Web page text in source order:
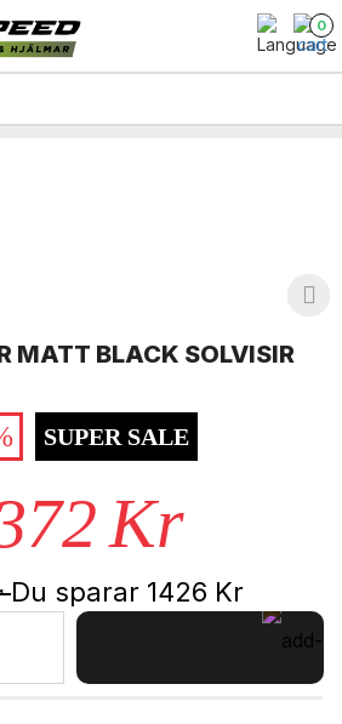
0
MATT BLACK SOLVISIR
SUPER SALE
Kr
Du sparar 1426 Kr